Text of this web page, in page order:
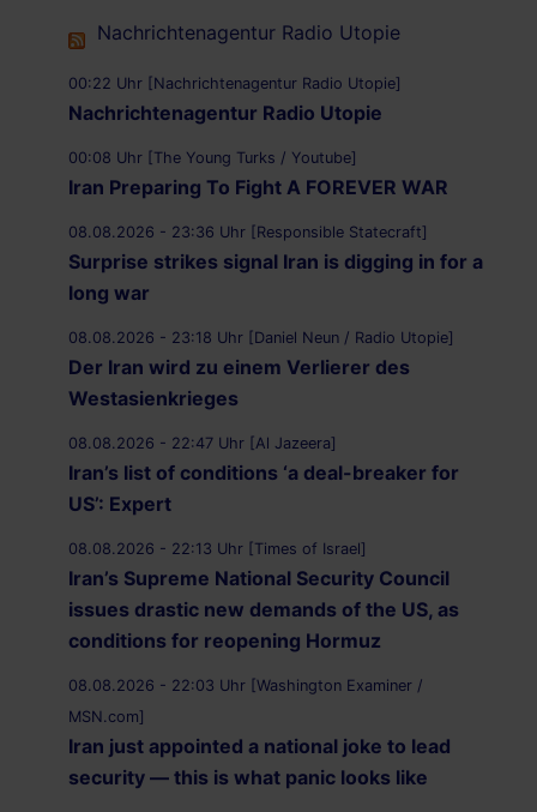
Nachrichtenagentur Radio Utopie
00:22 Uhr [Nachrichtenagentur Radio Utopie]
Nachrichtenagentur Radio Utopie
00:08 Uhr [The Young Turks / Youtube]
Iran Preparing To Fight A FOREVER WAR
08.08.2026 - 23:36 Uhr [Responsible Statecraft]
Surprise strikes signal Iran is digging in for a
long war
08.08.2026 - 23:18 Uhr [Daniel Neun / Radio Utopie]
Der Iran wird zu einem Verlierer des
Westasienkrieges
08.08.2026 - 22:47 Uhr [Al Jazeera]
Iran’s list of conditions ‘a deal-breaker for
US’: Expert
08.08.2026 - 22:13 Uhr [Times of Israel]
Iran’s Supreme National Security Council
issues drastic new demands of the US, as
conditions for reopening Hormuz
08.08.2026 - 22:03 Uhr [Washington Examiner /
MSN.com]
Iran just appointed a national joke to lead
security — this is what panic looks like